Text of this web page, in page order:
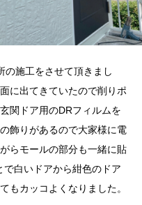
の施工をさせて頂きまし
に出てきていたので削りポ
関ドア用のDRフィルムを
飾りがあるので大家様に電
らモールの部分も一緒に貼
白いドアから紺色のドア
もカッコよくなりました。